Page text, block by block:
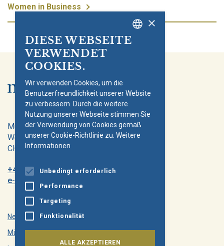
Women in Business
Müller-Möhl Foundation
Weinplatz 10
CH-8001 Zürich
+41 43 344 66 75
e-mail@mm-foundation.org
Newsletter
Müller-Möhl Group
×
DIESE WEBSEITE
VERWENDET
COOKIES.
Wir verwenden Cookies, um die
Benutzerfreundlichkeit unserer Website
zu verbessern. Durch die weitere
Nutzung unserer Webseite stimmen Sie
der Verwendung von Cookies gemäß
unserer Cookie-Richtlinie zu. Weitere
Informationen
Unbedingt erforderlich
Performance
Targeting
Funktionalität
ALLE AKZEPTIEREN